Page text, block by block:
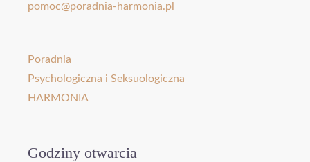
pomoc@poradnia-harmonia.pl
Poradnia
Psychologiczna i Seksuologiczna
HARMONIA
Godziny otwarcia